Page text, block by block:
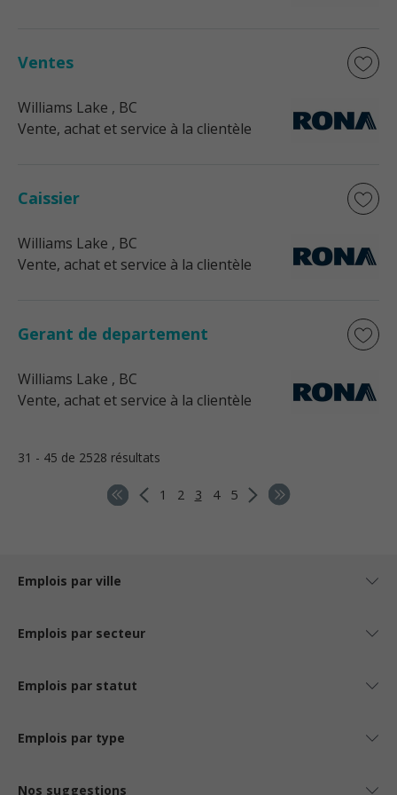
Ventes
Williams Lake , BC
Vente, achat et service à la clientèle
Caissier
Williams Lake , BC
Vente, achat et service à la clientèle
Gerant de departement
Williams Lake , BC
Vente, achat et service à la clientèle
31 - 45 de 2528 résultats
1 2 3 4 5
Emplois par ville
Emplois par secteur
Emplois par statut
Emplois par type
Nos suggestions